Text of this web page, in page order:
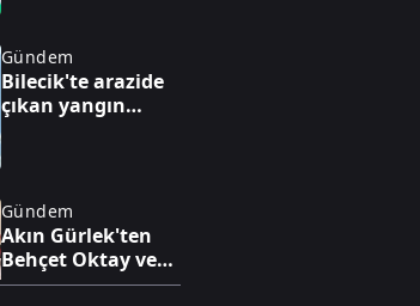
Gündem
Bilecik'te arazide
çıkan yangın
Gündem
Akın Gürlek'ten
Behçet Oktay ve
Uğur Mumcu